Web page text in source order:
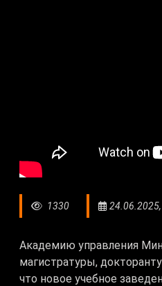
1330
Академию управления
магистратуры,
что новое учебное